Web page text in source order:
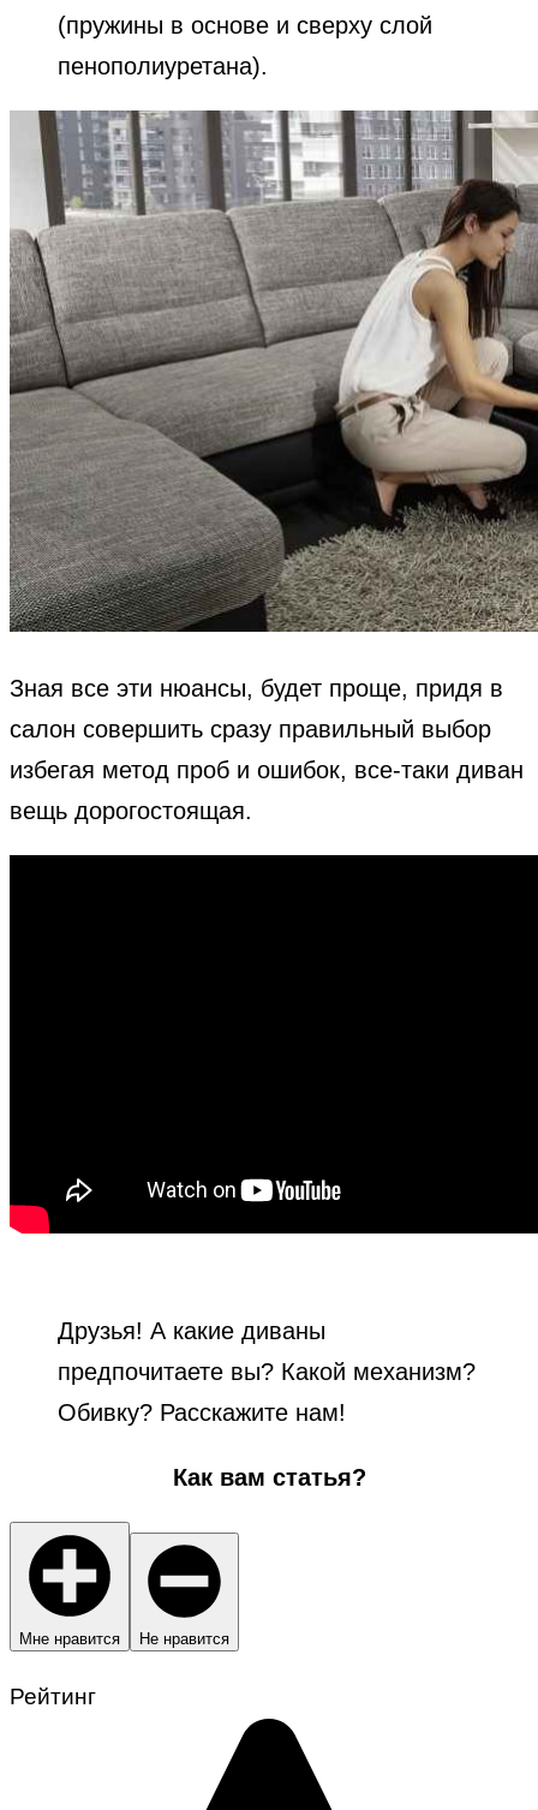
(пружины в основе и сверху слой
пенополиуретана).
Зная все эти нюансы, будет проще, придя в
салон совершить сразу правильный выбор
избегая метод проб и ошибок, все-таки диван
вещь дорогостоящая.
Друзья! А какие диваны
предпочитаете вы? Какой механизм?
Обивку? Расскажите нам!
Как вам статья?
Мне нравится Не нравится
Рейтинг